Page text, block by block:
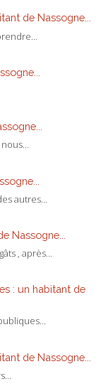
de Nassogne...
autres...
Nassogne...
, après...
: un habitant de
de Nassogne...